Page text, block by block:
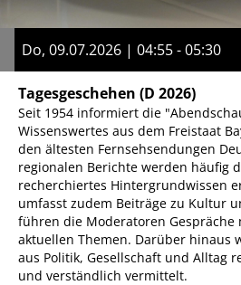
Do, 09.07.2026 | 04:55 - 05:30
Tagesgeschehen (D 2026)
Seit 1954 informiert die
Wissenswertes aus dem Freistaat
den ältesten Fernsehsendungen
regionalen Berichte werden häufig
recherchiertes Hintergrundwissen
umfasst zudem Beiträge zu Kultur
führen die Moderatoren Gespräche
aktuellen Themen. Darüber hinaus
aus Politik, Gesellschaft und Alltag
und verständlich vermittelt.